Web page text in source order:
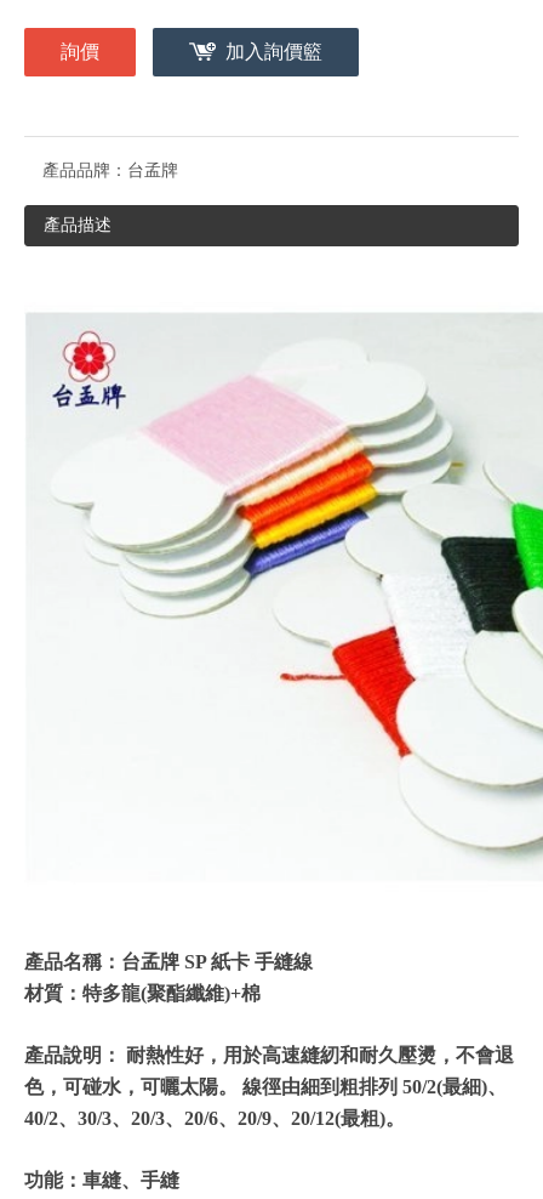
詢價 加入詢價籃
產品品牌： 台孟牌
產品描述
產品名稱：台孟牌 SP 紙卡 手縫線
材質：特多龍(聚酯纖維)+棉
產品說明： 耐熱性好，用於高速縫紉和耐久壓燙，不會退
色，可碰水，可曬太陽。 線徑由細到粗排列 50/2(最細)、
40/2、30/3、20/3、20/6、20/9、20/12(最粗)。
功能：車縫、手縫